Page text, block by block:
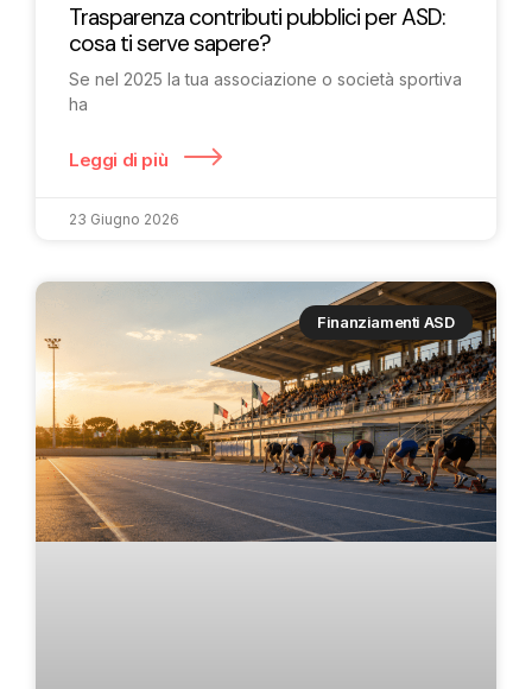
Trasparenza contributi pubblici per ASD:
cosa ti serve sapere?
Se nel 2025 la tua associazione o società sportiva
ha
Leggi di più
23 Giugno 2026
Finanziamenti ASD